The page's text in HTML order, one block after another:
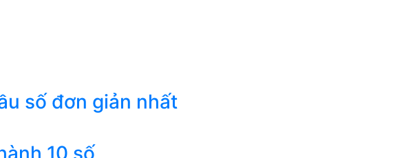
số đơn giản nhất
10 số